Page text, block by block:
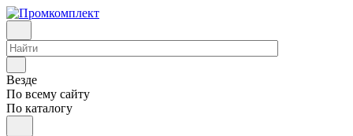
Везде
По всему сайту
По каталогу